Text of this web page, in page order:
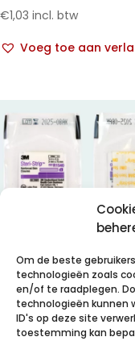
Om de beste
technologieën zoals
en/of te raadplegen.
technologieën kunnen
ID's op deze site
toestemming kan
€1,03 incl. btw
Voeg toe aan
3M Steri-
hechtstrips,